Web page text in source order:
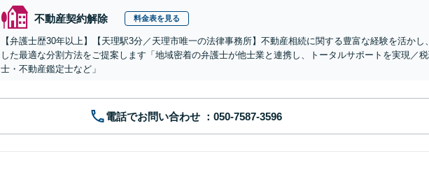
不動産契約解除 料金表を見る
【弁護士歴30年以上】【天理駅3分／天理市唯一の法律事務所】不動産相続に関する豊富な経験を活かし
した最適な分割方法をご提案します「地域密着の弁護士が他士業と連携し、トータルサポートを実現／
士・不動産鑑定士など」
電話でお問い合わせ